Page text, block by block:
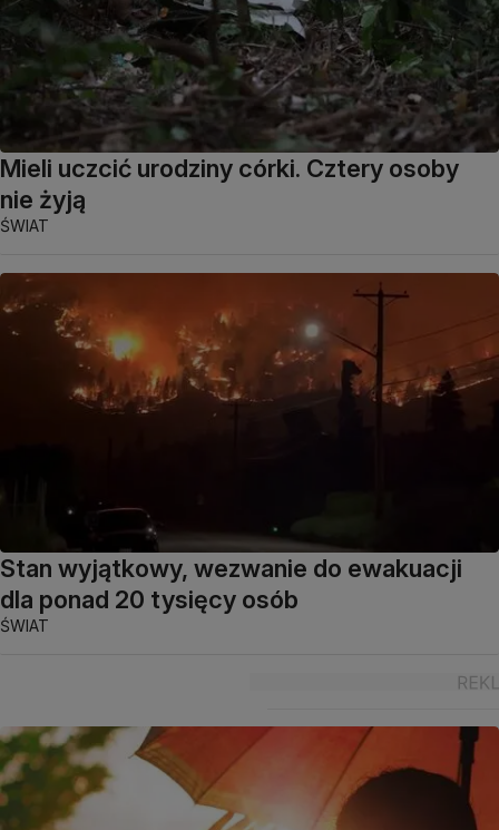
Mieli uczcić urodziny córki. Cztery osoby
nie żyją
ŚWIAT
Stan wyjątkowy, wezwanie do ewakuacji
dla ponad 20 tysięcy osób
ŚWIAT